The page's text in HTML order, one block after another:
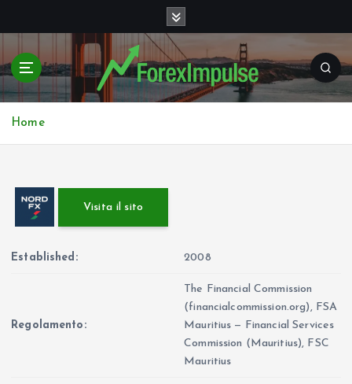
p
o
Home
Visita il sito
Established: 2008
Regolamento:
The Financial Commission
(financialcommission.org), FSA
Mauritius — Financial Services
Commission (Mauritius), FSC
Mauritius